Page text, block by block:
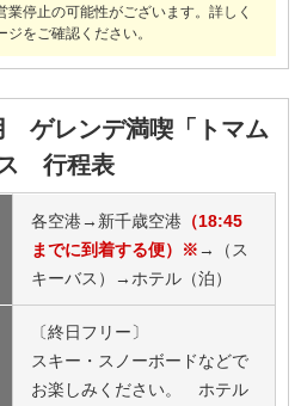
業停止の可能性がございます。詳しく
をご確認ください。
ゲレンデ満喫「トマム
行程表
各空港→新千歳空港 （18:45
までに到着する便）※→（ス
キーバス）→ホテル（泊）
〔終日フリー〕
スキー・スノーボードなどで
お楽しみください。 ホテル